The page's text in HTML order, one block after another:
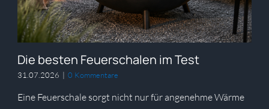
Die besten Feuerschalen im Test
31.07.2026 | 0 Kommentare
Eine Feuerschale sorgt nicht nur für angenehme Wärme